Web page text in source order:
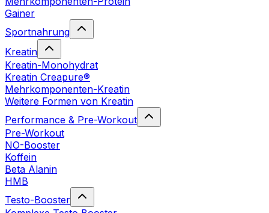
Gainer
Sportnahrung
Kreatin
Kreatin-Monohydrat
Kreatin Creapure®
Mehrkomponenten-Kreatin
Weitere Formen von Kreatin
Performance & Pre-Workout
Pre-Workout
NO-Booster
Koffein
Beta Alanin
HMB
Testo-Booster